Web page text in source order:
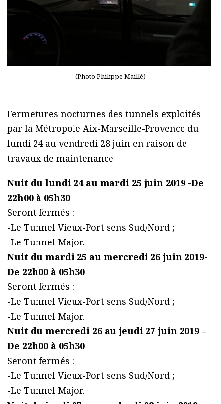
(Photo Philippe Maillé)
Fermetures nocturnes des tunnels exploités
par la Métropole Aix-Marseille-Provence du
lundi 24 au vendredi 28 juin en raison de
travaux de maintenance
Nuit du lundi 24 au mardi 25 juin 2019 -De
22h00 à 05h30
Seront fermés :
-Le Tunnel Vieux-Port sens Sud/Nord ;
-Le Tunnel Major.
Nuit du mardi 25 au mercredi 26 juin 2019-
De 22h00 à 05h30
Seront fermés :
-Le Tunnel Vieux-Port sens Sud/Nord ;
-Le Tunnel Major.
Nuit du mercredi 26 au jeudi 27 juin 2019 –
De 22h00 à 05h30
Seront fermés :
-Le Tunnel Vieux-Port sens Sud/Nord ;
-Le Tunnel Major.